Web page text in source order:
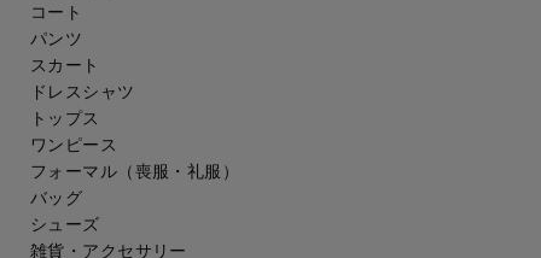
コート
パンツ
スカート
ドレスシャツ
トップス
ワンピース
フォーマル（喪服・礼服）
バッグ
シューズ
雑貨・アクセサリー